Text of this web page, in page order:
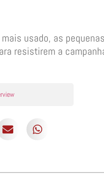
usado, as
resistirem a